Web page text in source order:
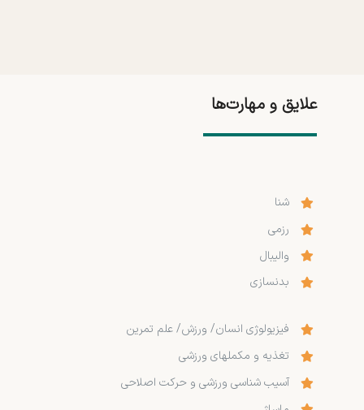
علایق و مهارت‌ها
شنا
رزمی
والیبال
بدنسازی
فیزیولوژی انسان/ ورزش/ علم تمرین
تغذیه و مکمل­های ورزشی
آسیب شناسی ورزشی و حرکت اصلاحی